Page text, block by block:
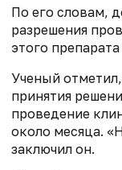
По его словам,
разрешения
этого
Ученый
принятия
проведение
около месяца.
заключил он.